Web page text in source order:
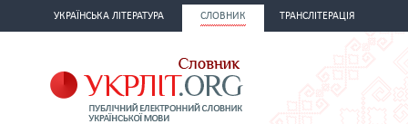
УКРАЇНСЬКА ЛІТЕРАТУРА СЛОВНИК ТРАНСЛІТЕРАЦІЯ